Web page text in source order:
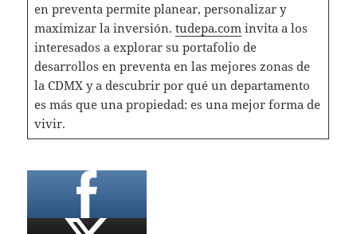
en preventa permite planear, personalizar y
maximizar la inversión. tudepa.cominvita a los
interesados a explorar su portafolio de
desarrollos en preventa en las mejores zonas de
la CDMX y a descubrir por qué un departamento
es más que una propiedad: es una mejor forma de
vivir.